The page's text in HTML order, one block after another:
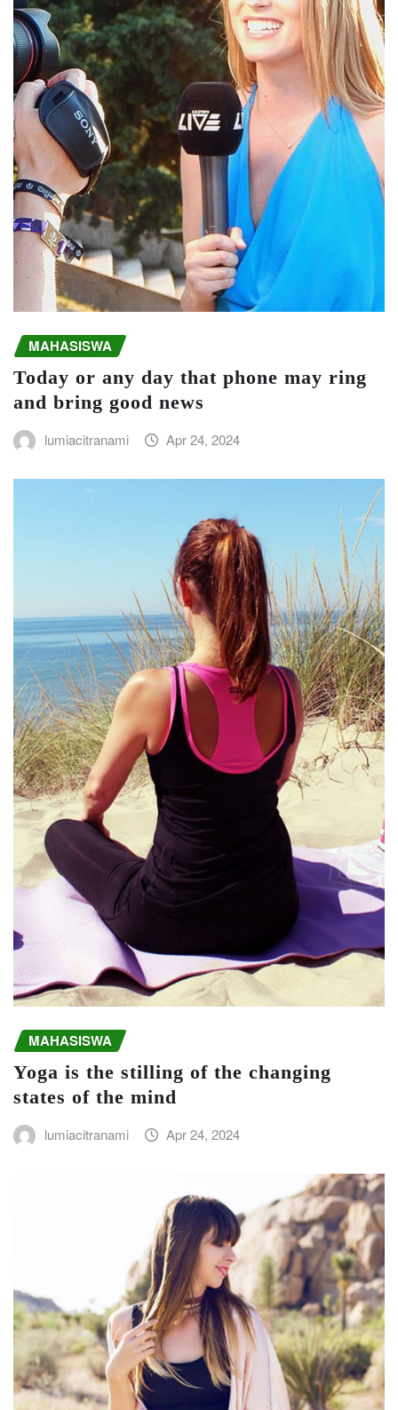
MAHASISWA
Today or any day that phone may ring
and bring good news
lumiacitranami Apr 24, 2024
MAHASISWA
Yoga is the stilling of the changing
states of the mind
lumiacitranami Apr 24, 2024